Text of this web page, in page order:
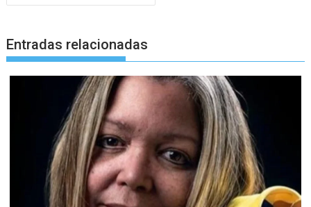
Entradas relacionadas